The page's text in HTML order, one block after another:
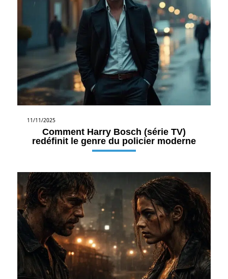
11/11/2025
Comment Harry Bosch (série TV)
redéfinit le genre du policier moderne